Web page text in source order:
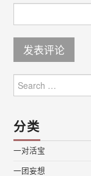
for:
分类
一对活宝
一团妄想